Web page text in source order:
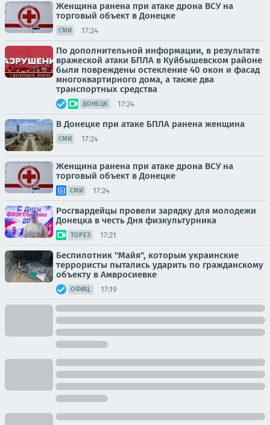
Женщина ранена при атаке дрона ВСУ на
торговый объект в Донецке
СМИ 17:24
По дополнительной информации, в результате
вражеской атаки БПЛА в Куйбышевском районе
были повреждены остекление 40 окон и фасад
многоквартирного дома, а также два
транспортных средства
ДОНЕЦК 17:24
В Донецке при атаке БПЛА ранена женщина
СМИ 17:24
Женщина ранена при атаке дрона ВСУ на
торговый объект в Донецке
СМИ 17:24
Росгвардейцы провели зарядку для молодежи
Донецка в честь Дня физкультурника
ТОРЕЗ 17:21
Беспилотник "Майя", которым украинские
террористы пытались ударить по гражданскому
объекту в Амвросиевке
ОФИЦ. 17:19